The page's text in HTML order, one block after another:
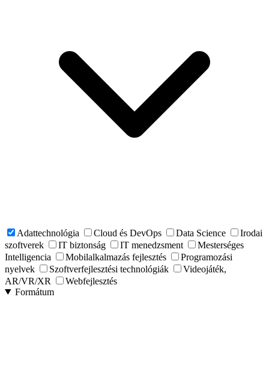
Adattechnológia Cloud és DevOps Data Science
Irodai
szoftverek
IT biztonság IT menedzsment
Mesterséges
Intelligencia
Mobilalkalmazás fejlesztés
Programozási
nyelvek
Szoftverfejlesztési technológiák
Videojáték,
AR/VR/XR
Webfejlesztés
Formátum